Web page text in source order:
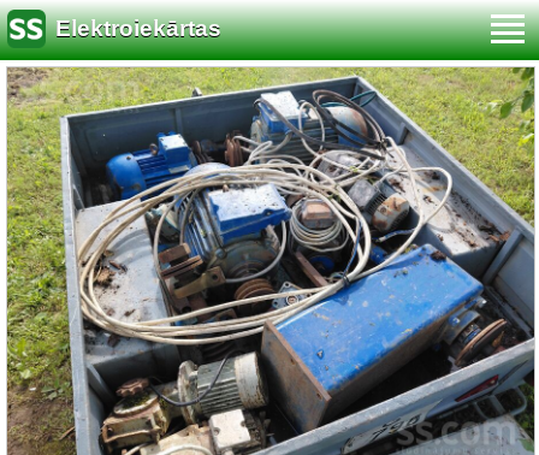
Elektroiekārtas